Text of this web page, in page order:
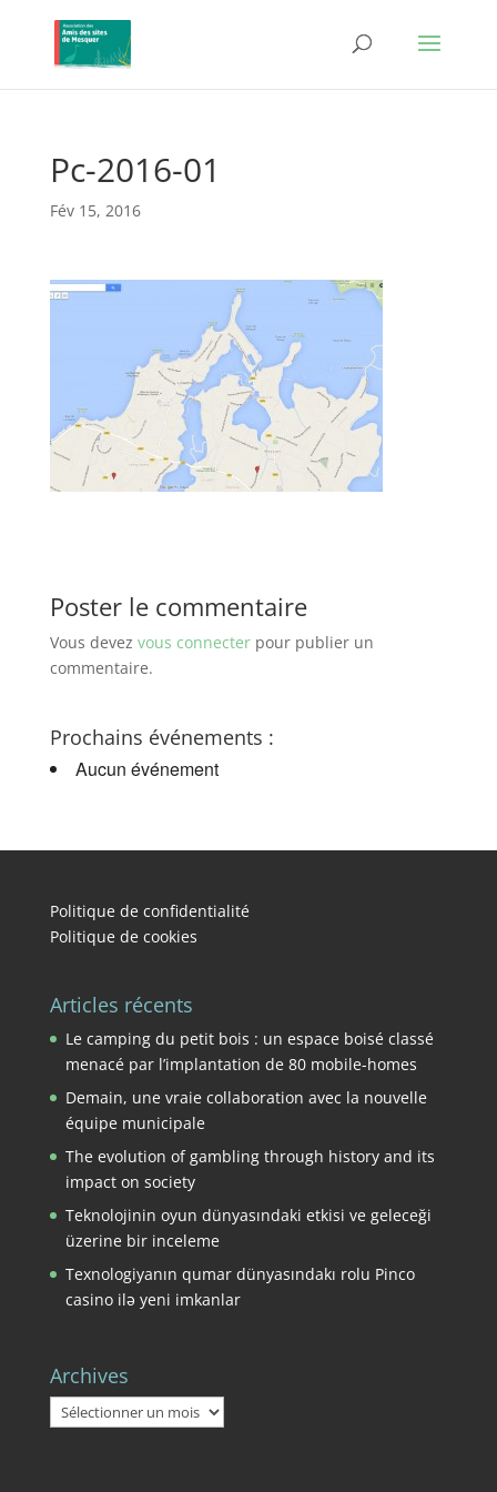
Pc-2016-01
Fév 15, 2016
Poster le commentaire
Vous devez vous connecterpour publier un
commentaire.
Prochains événements :
Aucun événement
Politique de confidentialité
Politique de cookies
Articles récents
Le camping du petit bois : un espace boisé classé
menacé par l’implantation de 80 mobile-homes
Demain, une vraie collaboration avec la nouvelle
équipe municipale
The evolution of gambling through history and its
impact on society
Teknolojinin oyun dünyasındaki etkisi ve geleceği
üzerine bir inceleme
Texnologiyanın qumar dünyasındakı rolu Pinco
casino ilə yeni imkanlar
Archives
Archives